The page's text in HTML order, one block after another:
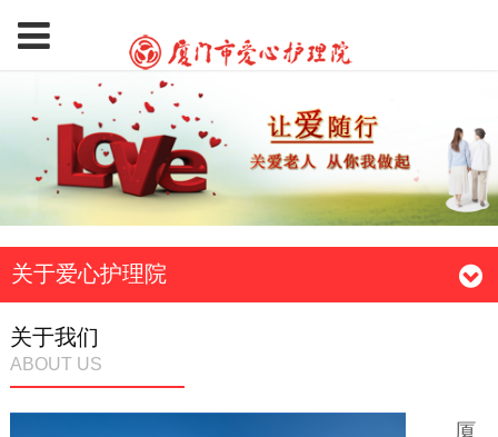
关于爱心护理院
关于我们
ABOUT US